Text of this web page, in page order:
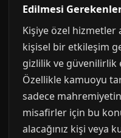
Edilmesi
Kişiye özel hizmetler
kişisel bir etkileşim
gizlilik ve
Özellikle kamuoyu
sadece
misafirler için bu
alacağınız kişi veya